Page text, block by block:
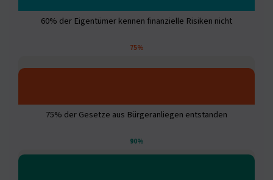
60% der Eigentümer kennen finanzielle Risiken nicht
75%
75% der Gesetze aus Bürgeranliegen entstanden
90%